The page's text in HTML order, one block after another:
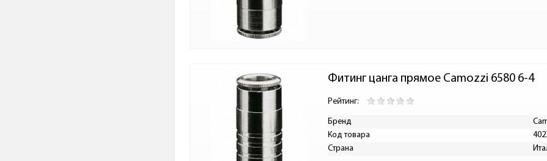
Фитинг цанга прямое Camozzi 6580 6-4
Рейтинг:
Бренд
Код товара
Страна